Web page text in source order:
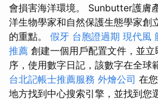
會損害海洋環境。 Sunbutter護膚
洋生物學家和自然保護生態學家創
的重點。 假牙 台胞證過期 現代風
推薦 創建一個用戶配置文件，並
序，使用數字日記，該數字在全球
台北記帳士推薦服務 外燴公司 在
地方找到中心搜索引擎，並找到您